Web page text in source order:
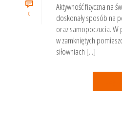
0
Aktywność fizyczna na
doskonały sposób na
oraz samopoczucia.
w zamkniętych
siłowniach [...]